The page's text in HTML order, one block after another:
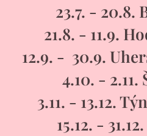
23.7. - 20.8.
21.8. - 11.9.
12.9. - 30.9.
4.10. -
3.11. - 13.12.
15.12. -